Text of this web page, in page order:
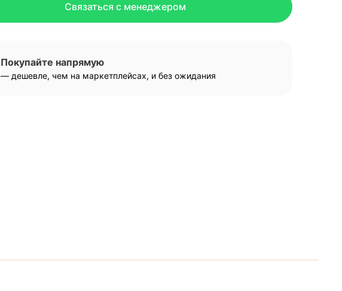
Связаться с менеджером
Покупайте напрямую
— дешевле, чем на маркетплейсах, и без ожидания